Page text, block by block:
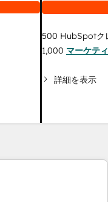
500 HubSpotク
1,000 マーケテ
詳細を表示